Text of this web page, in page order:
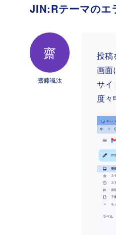
JIN:Rテーマのエ
齋
齋藤颯汰
投稿
画面
サイ
度々